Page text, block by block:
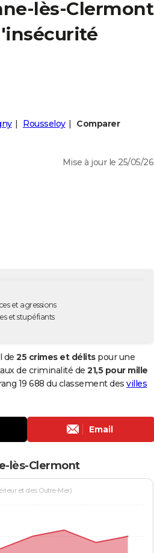
lès-Clermont
Rousseloy
Comparer
Mise à jour le 25/05/26
et agressions
et stupéfiants
de 25 crimes et délitspour une
de criminalité de 21,5 pour mille
19 688 du classement des villes
Email
lès-Clermont
et des Outre-Mer)